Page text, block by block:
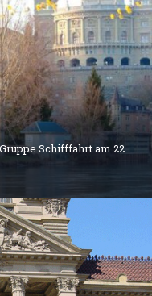
Schifffahrt am 22.